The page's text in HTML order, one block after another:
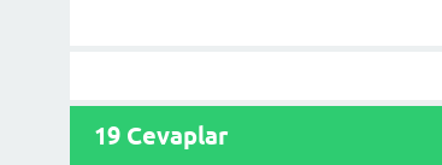
19 Cevaplar